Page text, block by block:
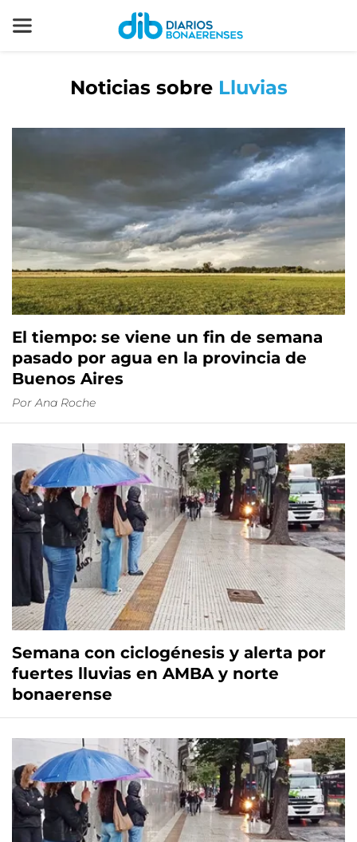
Noticias sobre Lluvias
El tiempo: se viene un fin de semana
pasado por agua en la provincia de
Buenos Aires
Por Ana Roche
Semana con ciclogénesis y alerta por
fuertes lluvias en AMBA y norte
bonaerense